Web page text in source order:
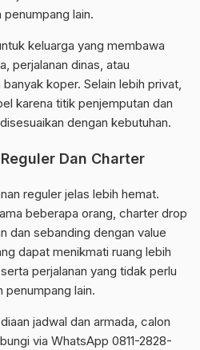
lain.
keluarga yang membawa
perjalanan dinas, atau
koper. Selain lebih privat,
karena titik penjemputan dan
dengan kebutuhan.
Dan Charter
reguler jelas lebih hemat.
beberapa orang, charter drop
dan sebanding dengan value
dapat menikmati ruang lebih
perjalanan yang tidak perlu
lain.
jadwal dan armada, calon
via WhatsApp 0811-2828-